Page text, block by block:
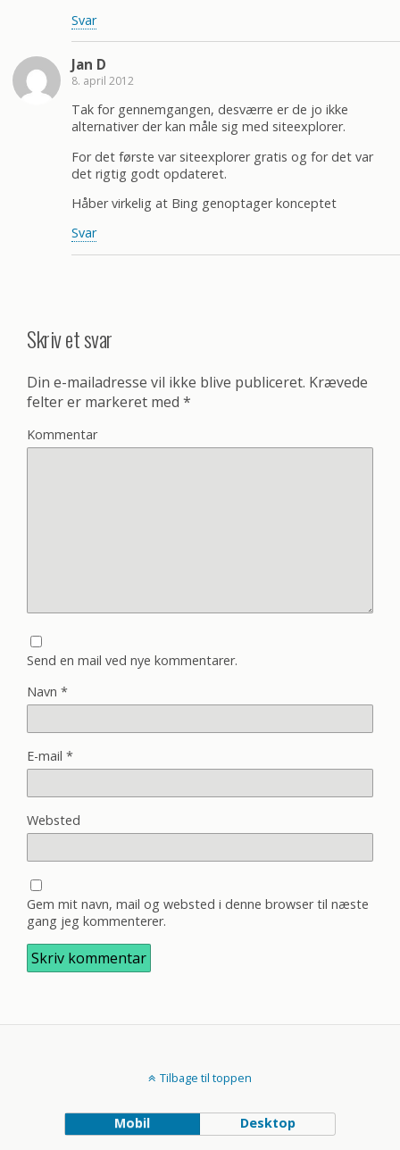
Svar
Jan D
8. april 2012
Tak for gennemgangen, desværre er de jo ikke
alternativer der kan måle sig med siteexplorer.
For det første var siteexplorer gratis og for det var
det rigtig godt opdateret.
Håber virkelig at Bing genoptager konceptet
Svar
Skriv et svar
Din e-mailadresse vil ikke blive publiceret. Krævede
felter er markeret med *
Kommentar
Send en mail ved nye kommentarer.
Navn *
E-mail *
Websted
Gem mit navn, mail og websted i denne browser til næste
gang jeg kommenterer.
Tilbage til toppen
Mobil Desktop